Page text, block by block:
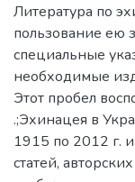
Литература по
пользование ею
специальные
необходимые
Этот пробел
.;Эхинацея в
1915 по 2012 г.
статей,